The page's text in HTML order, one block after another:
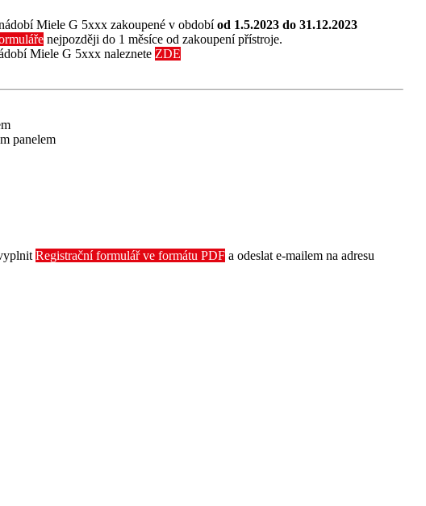
Miele G 5xxx zakoupené v obdobíod 1.5.2023 do 31.12.2023
nejpozději do 1 měsíce od zakoupení přístroje.
Miele G 5xxx naleznete ZDE
panelem
Registrační formulář ve formátu PDF a odeslat e-mailem na adresu